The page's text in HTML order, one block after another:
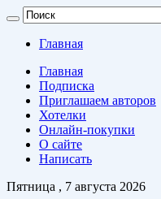
Главная
Главная
Подписка
Приглашаем авторов
Хотелки
Онлайн-покупки
О сайте
Написать
Пятница , 7 августа 2026